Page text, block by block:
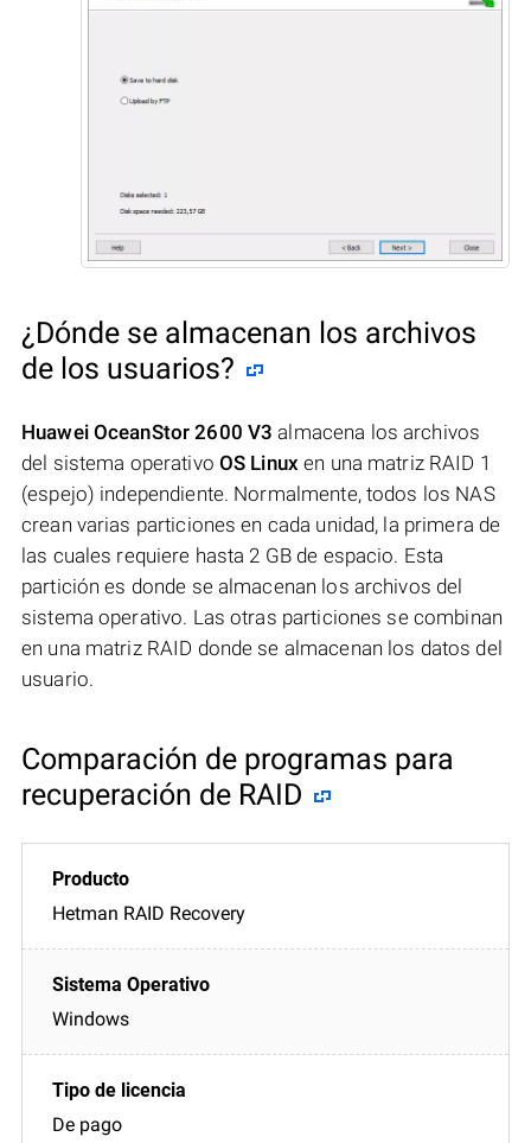
¿Dónde se almacenan los archivos
de los usuarios?
Huawei OceanStor 2600 V3 almacena los archivos
del sistema operativo OS Linux en una matriz RAID 1
(espejo) independiente. Normalmente, todos los NAS
crean varias particiones en cada unidad, la primera de
las cuales requiere hasta 2 GB de espacio. Esta
partición es donde se almacenan los archivos del
sistema operativo. Las otras particiones se combinan
en una matriz RAID donde se almacenan los datos del
usuario.
Comparación de programas para
recuperación de RAID
Hetman RAID Recovery
Windows
De pago